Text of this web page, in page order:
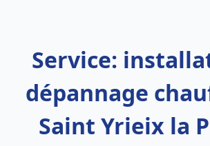
Service:
dépannage
Saint Yrieix la